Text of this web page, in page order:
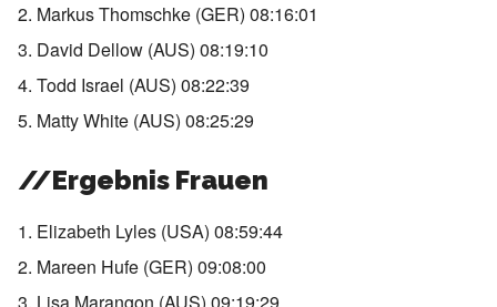
2. Markus Thomschke (GER) 08:16:01
3. David Dellow (AUS) 08:19:10
4. Todd Israel (AUS) 08:22:39
5. Matty White (AUS) 08:25:29
//Ergebnis Frauen
1. Elizabeth Lyles (USA) 08:59:44
2. Mareen Hufe (GER) 09:08:00